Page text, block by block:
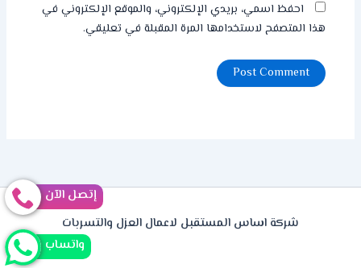
احفظ اسمي، بريدي الإلكتروني، والموقع الإلكتروني في
هذا المتصفح لاستخدامها المرة المقبلة في تعليقي.
شركة اساس المستقبل لاعمال العزل والتسربات
إتصل الآن
واتساب